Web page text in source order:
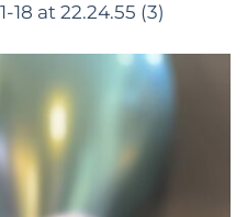
at 22.24.55 (3)